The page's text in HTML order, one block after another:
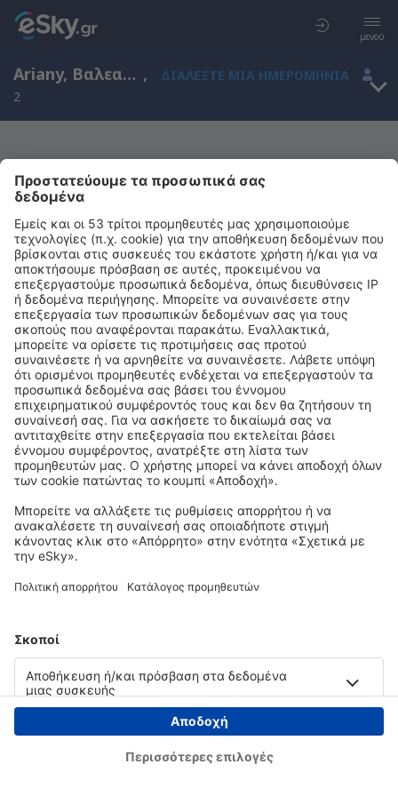
μενού
Ariany, Βαλεαρίδες Νήσοι, Ισπανία ,
ΔΙΑΛΈΞΤΕ ΜΙΑ ΗΜΕΡΟΜΗΝΊΑ
2
Μας συγχωρείτε, δεν υπάρχουν
αποτελέσματα για την αναζήτησή σας
Προσπαθήστε να κάνετε αναζήτηση με διαφορετικά κριτήρια
Copyright © eSky.gr. Με την επιφύλαξη παντός νομίμου δικαιώματος.